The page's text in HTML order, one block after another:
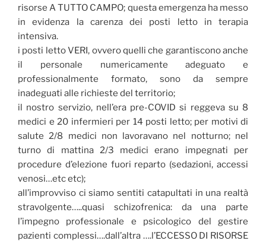
risorse A TUTTO CAMPO; questa emergenza ha messo
in evidenza la carenza dei posti letto in terapia
intensiva.
i posti letto VERI, ovvero quelli che garantiscono anche
il personale numericamente adeguato e
professionalmente formato, sono da sempre
inadeguati alle richieste del territorio;
il nostro servizio, nell’era pre-COVID si reggeva su 8
medici e 20 infermieri per 14 posti letto; per motivi di
salute 2/8 medici non lavoravano nel notturno; nel
turno di mattina 2/3 medici erano impegnati per
procedure d’elezione fuori reparto (sedazioni, accessi
venosi…etc etc);
all’improvviso ci siamo sentiti catapultati in una realtà
stravolgente…..quasi schizofrenica: da una parte
l’impegno professionale e psicologico del gestire
pazienti complessi….dall’altra ….l’ECCESSO DI RISORSE